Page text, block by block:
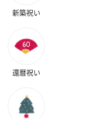
新築祝い
還暦祝い